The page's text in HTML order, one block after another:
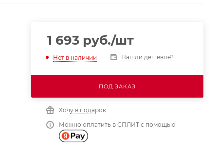
1 693руб./шт
Нет в наличии Нашли дешевле?
ПОД ЗАКАЗ
Хочу в подарок
Можно оплатить в СПЛИТ с помощью